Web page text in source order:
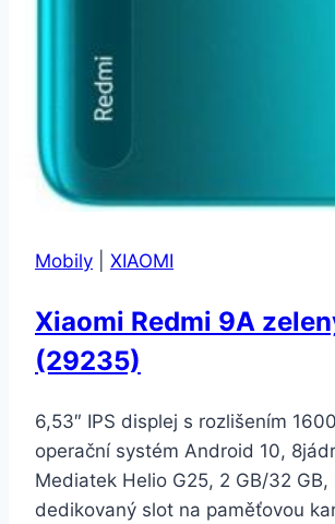
Mobily XIAOMI
Xiaomi Redmi 9A
(29235)
6,53″ IPS displej s rozlišením
operační systém Android 10,
Mediatek Helio G25, 2 GB/32 GB,
dedikovaný slot na paměťovou